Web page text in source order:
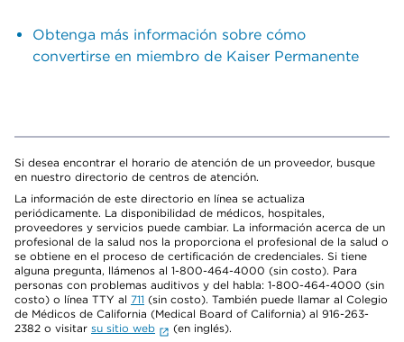
Obtenga más información sobre cómo
convertirse en miembro de Kaiser Permanente
Si desea encontrar el horario de atención de un proveedor, busque
en nuestro directorio de centros de atención.
La información de este directorio en línea se actualiza
periódicamente. La disponibilidad de médicos, hospitales,
proveedores y servicios puede cambiar. La información acerca de un
profesional de la salud nos la proporciona el profesional de la salud o
se obtiene en el proceso de certificación de credenciales. Si tiene
alguna pregunta, llámenos al 1-800-464-4000 (sin costo). Para
personas con problemas auditivos y del habla: 1-800-464-4000 (sin
costo) o línea TTY al 711 (sin costo). También puede llamar al Colegio
de Médicos de California (Medical Board of California) al 916-263-
2382 o visitar su sitio web
(en inglés).